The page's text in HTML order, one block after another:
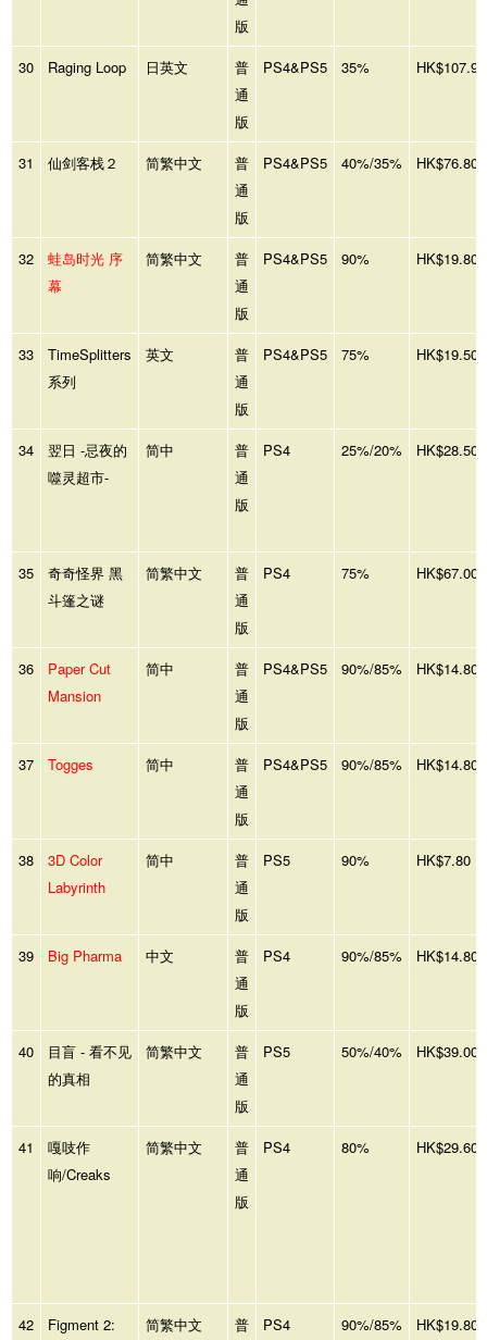
版
30
Raging Loop 日英文
普
通
版
PS4&PS5 35% HK$107.90
31 仙剑客栈２ 简繁中文
普
通
版
PS4&PS5 40%/35% HK$76.80
32
蛙岛时光 序
幕
简繁中文
普
通
版
PS4&PS5 90% HK$19.80
33
TimeSplitters
系列
英文
普
通
版
PS4&PS5 75% HK$19.50
34
翌日 -忌夜的
噬灵超市-
简中
普
通
版
PS4 25%/20% HK$28.50
35
奇奇怪界 黑
斗篷之谜
简繁中文
普
通
版
PS4 75% HK$67.00
36
Paper Cut
Mansion
简中
普
通
版
PS4&PS5 90%/85% HK$14.80
37 Togges 简中
普
通
版
PS4&PS5 90%/85% HK$14.80
38
3D Color
Labyrinth
简中
普
通
版
PS5 90% HK$7.80
39 Big Pharma 中文
普
通
版
PS4 90%/85% HK$14.80
40
目盲 - 看不见
的真相
简繁中文
普
通
版
PS5 50%/40% HK$39.00
41
嘎吱作
响/Creaks
简繁中文
普
通
版
PS4 80% HK$29.60
42
Figment 2:
简繁中文
普
PS4 90%/85% HK$19.80